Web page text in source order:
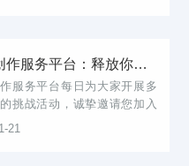
你...
抖音创作服务平台：释放你的创意天空
服务平台每日为大家开展多
挑战活动，诚挚邀请您加入
示个人独特的创造力与才
21